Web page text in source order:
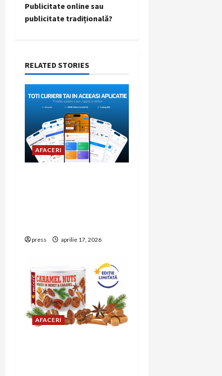
t
v
i
g
a
t
Publicitate online sau
publicitate tradițională?
RELATED STORIES
AFACERI
press aprilie 17, 2026
AFACERI